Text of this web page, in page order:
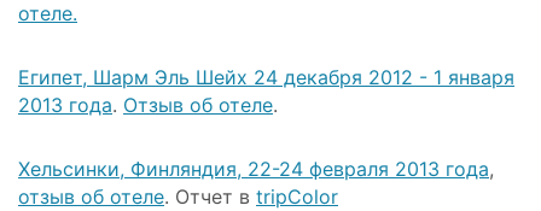
отеле.
Египет, Шарм Эль Шейх 24 декабря 2012 - 1 января
2013 года. Отзыв об отеле.
Хельсинки, Финляндия, 22-24 февраля 2013 года,
отзыв об отеле. Отчет в tripColor